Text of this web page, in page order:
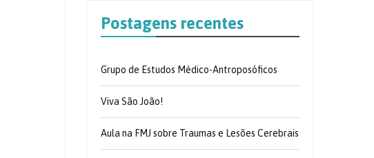
Postagens recentes
Grupo de Estudos Médico-Antroposóficos
Viva São João!
Aula na FMJ sobre Traumas e Lesões Cerebrais